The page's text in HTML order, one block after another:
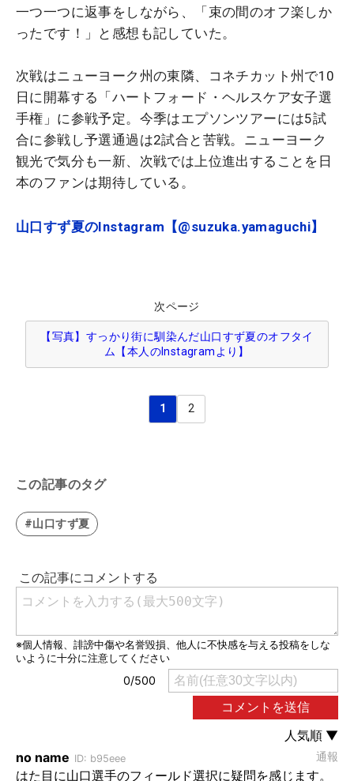
一つ一つに返事をしながら、「束の間のオフ楽しか
ったです！」と感想も記していた。
次戦はニューヨーク州の東隣、コネチカット州で10
日に開幕する「ハートフォード・ヘルスケア女子選
手権」に参戦予定。今季はエプソンツアーには5試
合に参戦し予選通過は2試合と苦戦。ニューヨーク
観光で気分も一新、次戦では上位進出することを日
本のファンは期待している。
山口すず夏のInstagram【@suzuka.yamaguchi】
次ページ
【写真】すっかり街に馴染んだ山口すず夏のオフタイ
ム【本人のInstagramより】
1 2
この記事のタグ
#山口すず夏